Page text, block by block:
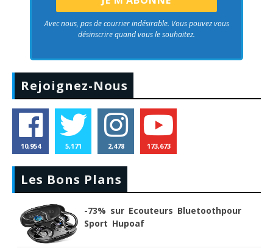
Avec nous, pas de courrier indésirable. Vous pouvez vous
désinscrire quand vous le souhaitez.
Rejoignez-Nous
10,954 5,171 2,478 173,673
Les Bons Plans
-73% sur Ecouteurs Bluetoothpour
Sport Hupoaf